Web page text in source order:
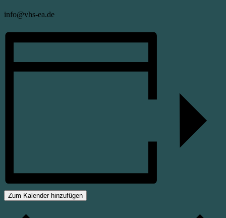
info@vhs-ea.de
Zum Kalender hinzufügen